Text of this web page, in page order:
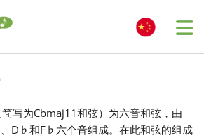
简写为Cbmaj11和弦）为六音和弦，由
、D ♭ 和F ♭ 六个音组成。在此和弦的组成